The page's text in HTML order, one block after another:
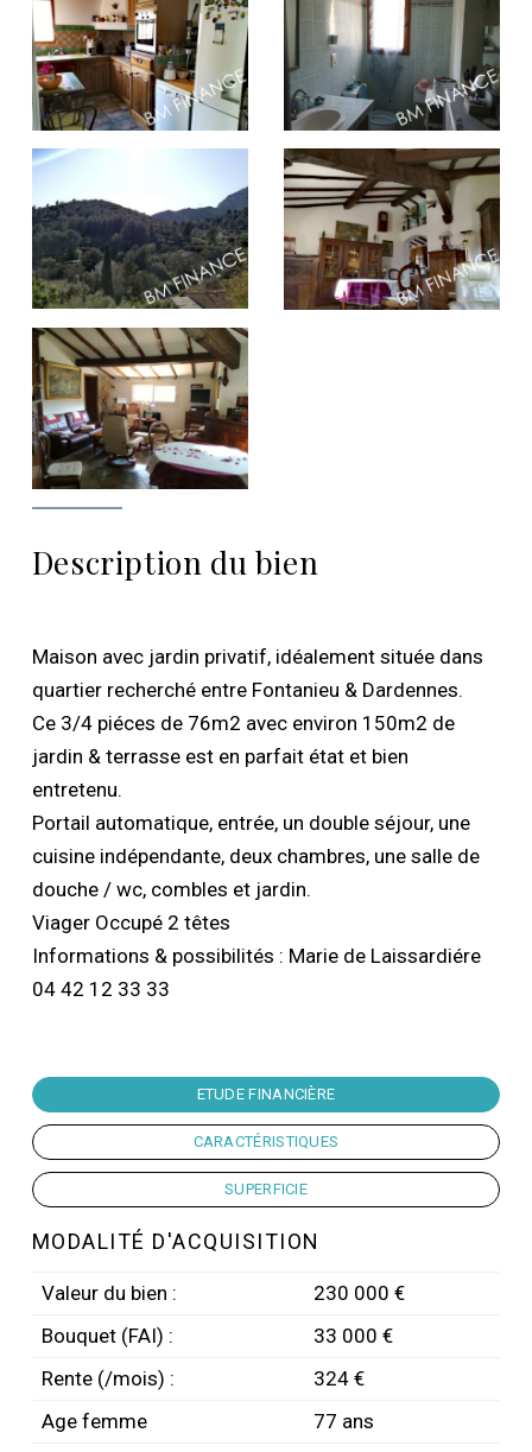
Description du bien
Maison avec jardin privatif, idéalement située dans
quartier recherché entre Fontanieu & Dardennes.
Ce 3/4 piéces de 76m2 avec environ 150m2 de
jardin & terrasse est en parfait état et bien
entretenu.
Portail automatique, entrée, un double séjour, une
cuisine indépendante, deux chambres, une salle de
douche / wc, combles et jardin.
Viager Occupé 2 têtes
Informations & possibilités : Marie de Laissardiére
04 42 12 33 33
ETUDE FINANCIÈRE
CARACTÉRISTIQUES
SUPERFICIE
MODALITÉ D'ACQUISITION
Valeur du bien :
230 000 €
Bouquet (FAI) :
33 000 €
Rente (/mois) :
324 €
Age femme
77 ans